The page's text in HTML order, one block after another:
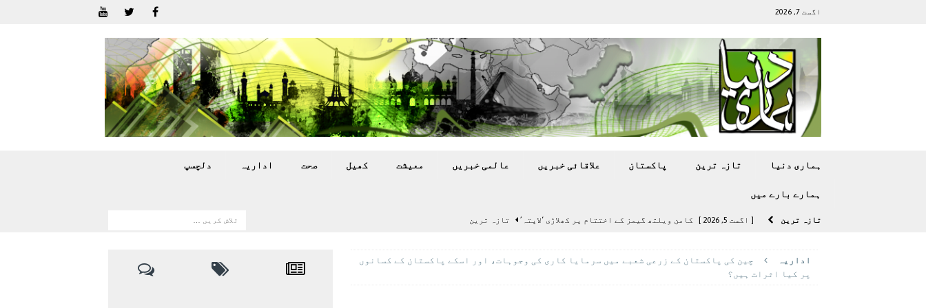
اگست 7, 2026
ہماری دنیا تازہ ترين پاکستان علاقائی خبريں عالمی خبريں معيشت کھيل صحت اداريہ دلچسپ
ہمارے بارے ميں
تازہ ترين [ اگست 5, 2026 ] کامن ویلتھ گیمز کے اختتام پر کھلاڑی ‘لاپتہ’ تازہ ترين
[ اگست 4, 2026 ] مشرقی ایشیا ‘بے رحم گرمی’ کی لپیٹ میں تازہ ترين
اداريہ
چین کی پاکستان کے زرعی شعبے میں سرمایا کاری کی وجوہات، اور اسکے پاکستان کے کسانوں
پر کيا اثرات ہيں؟